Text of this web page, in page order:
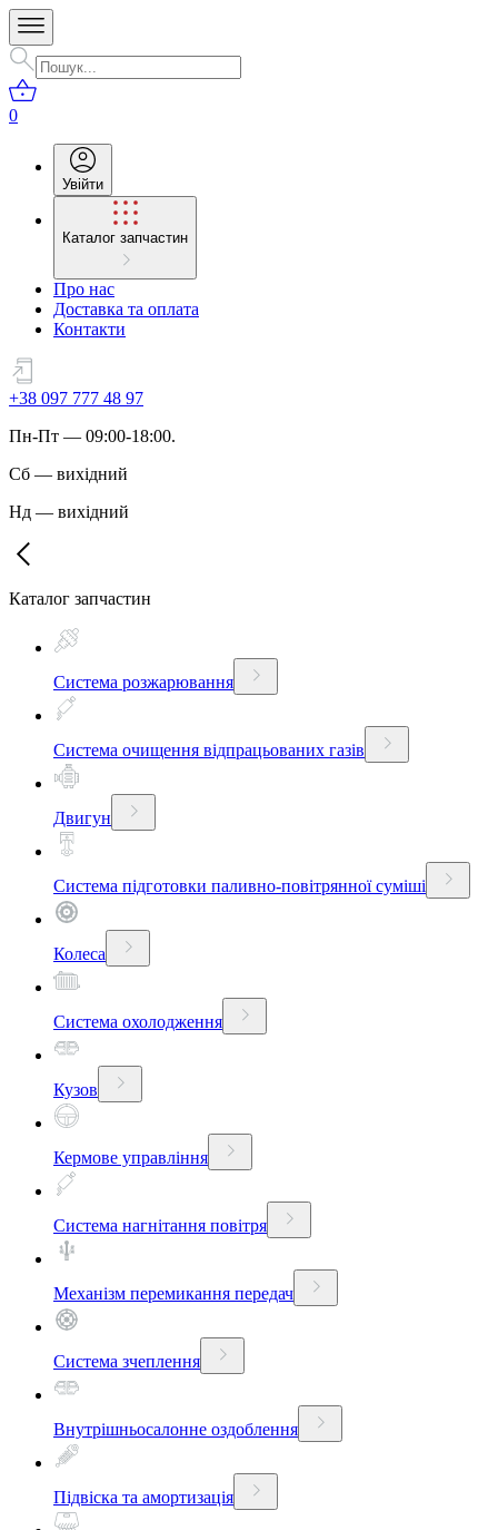
0
Увійти
Каталог запчастин
Про нас
Доставка та оплата
Контакти
+38 097 777 48 97
Пн-Пт — 09:00-18:00.
Сб — вихідний
Нд — вихідний
Каталог запчастин
Система розжарювання
Система очищення відпрацьованих газів
Двигун
Система підготовки паливно-повітрянної суміші
Колеса
Система охолодження
Кузов
Кермове управління
Система нагнітання повітря
Механізм перемикання передач
Система зчеплення
Внутрішньосалонне оздоблення
Підвіска та амортизація